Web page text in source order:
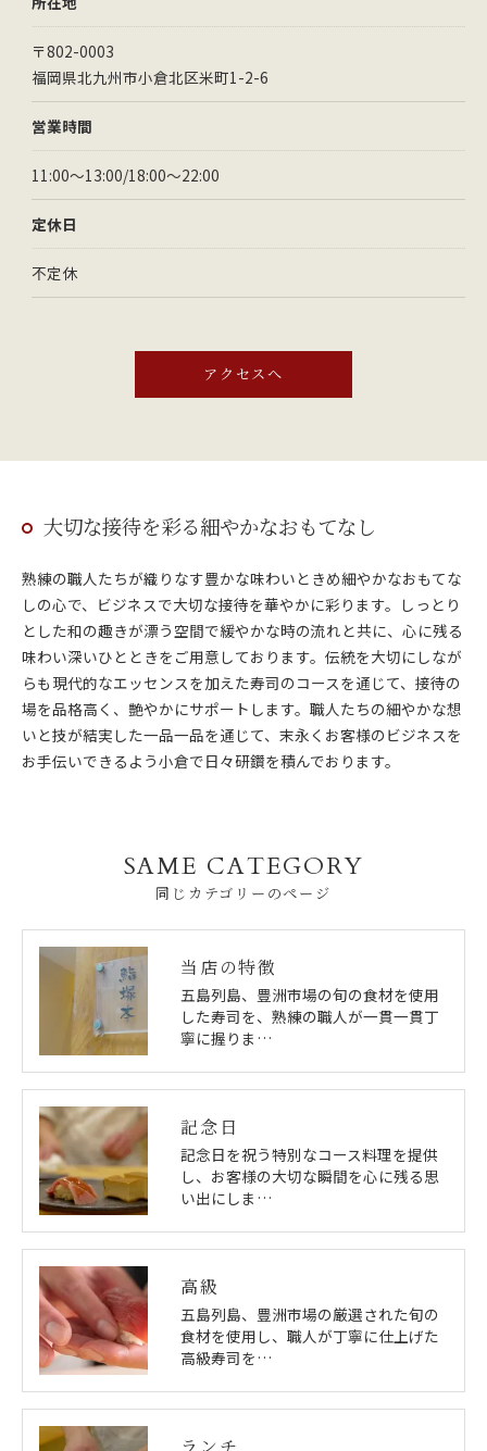
〒802-0003
福岡県北九州市小倉北区米町1-2-6
営業時間
11:00～13:00/18:00～22:00
定休日
不定休
アクセスへ
大切な接待を彩る細やかなおもてなし
熟練の職人たちが織りなす豊かな味わいときめ細やかなおもてな
しの心で、ビジネスで大切な接待を華やかに彩ります。しっとり
とした和の趣きが漂う空間で緩やかな時の流れと共に、心に残る
味わい深いひとときをご用意しております。伝統を大切にしなが
らも現代的なエッセンスを加えた寿司のコースを通じて、接待の
場を品格高く、艶やかにサポートします。職人たちの細やかな想
いと技が結実した一品一品を通じて、末永くお客様のビジネスを
お手伝いできるよう小倉で日々研鑽を積んでおります。
同じカテゴリーのページ
SAME CATEGORY
当店の特徴
五島列島、豊洲市場の旬の食材を使用
した寿司を、熟練の職人が一貫一貫丁
寧に握りま…
記念日
記念日を祝う特別なコース料理を提供
し、お客様の大切な瞬間を心に残る思
い出にしま…
高級
五島列島、豊洲市場の厳選された旬の
食材を使用し、職人が丁寧に仕上げた
高級寿司を…